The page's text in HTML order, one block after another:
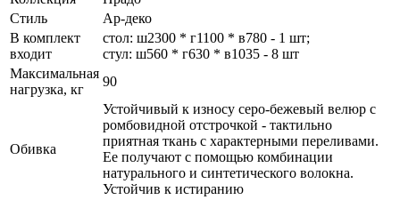
Стиль
Ар-деко
В комплект
входит
стол: ш2300 * г1100 * в780 - 1 шт;
стул: ш560 * г630 * в1035 - 8 шт
Максимальная
нагрузка, кг
90
Обивка
Устойчивый к износу серо-бежевый велюр с
ромбовидной отстрочкой - тактильно
приятная ткань с характерными переливами.
Ее получают с помощью комбинации
натурального и синтетического волокна.
Устойчив к истиранию